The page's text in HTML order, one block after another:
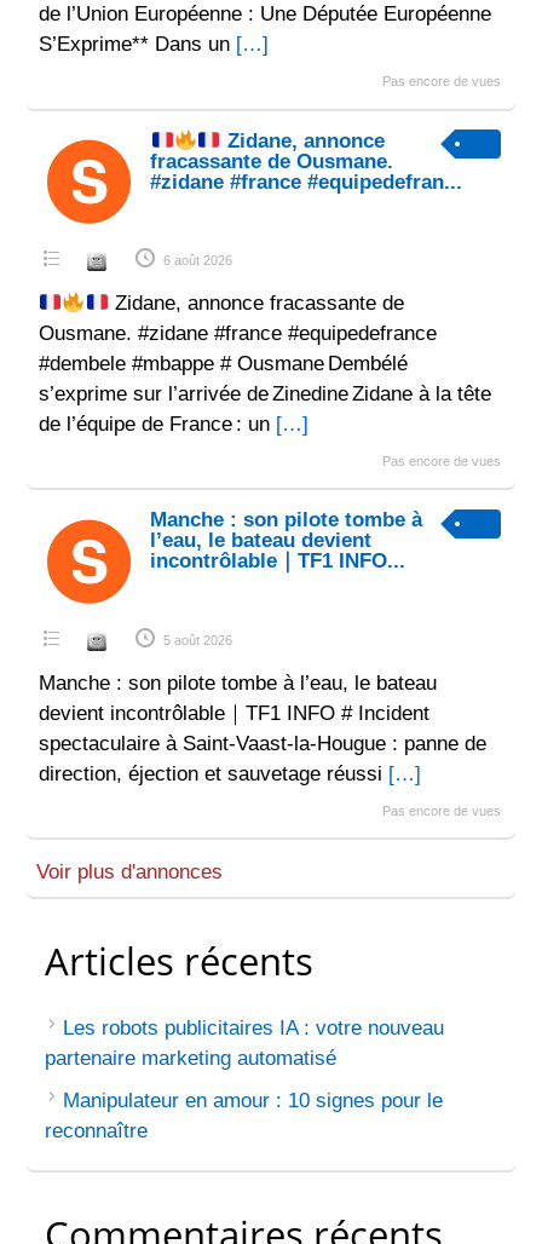
de l’Union Européenne : Une Députée Européenne
S’Exprime** Dans un […]
Pas encore de vues
Zidane, annonce
fracassante de Ousmane.
#zidane #france #equipedefran...
6 août 2026
Zidane, annonce fracassante de
Ousmane. #zidane #france #equipedefrance
#dembele #mbappe # Ousmane Dembélé
s’exprime sur l’arrivée de Zinedine Zidane à la tête
de l’équipe de France : un […]
Pas encore de vues
Manche : son pilote tombe à
l’eau, le bateau devient
incontrôlable｜TF1 INFO...
5 août 2026
Manche : son pilote tombe à l’eau, le bateau
devient incontrôlable｜TF1 INFO # Incident
spectaculaire à Saint-Vaast-la-Hougue : panne de
direction, éjection et sauvetage réussi […]
Pas encore de vues
Voir plus d'annonces
Articles récents
Les robots publicitaires IA : votre nouveau
partenaire marketing automatisé
Manipulateur en amour : 10 signes pour le
reconnaître